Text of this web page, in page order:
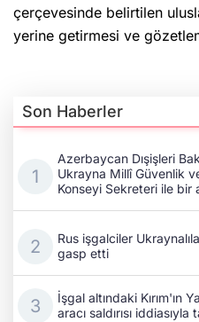
çerçevesinde belirtilen
yerine getirmesi ve
Son Haberler
Azerbaycan Dışişleri
Ukrayna Millî Güvenlik
Konseyi Sekreteri ile bir
Rus işgalciler
gasp etti
İşgal altındaki Kırım'ın
aracı saldırısı iddiasıyla